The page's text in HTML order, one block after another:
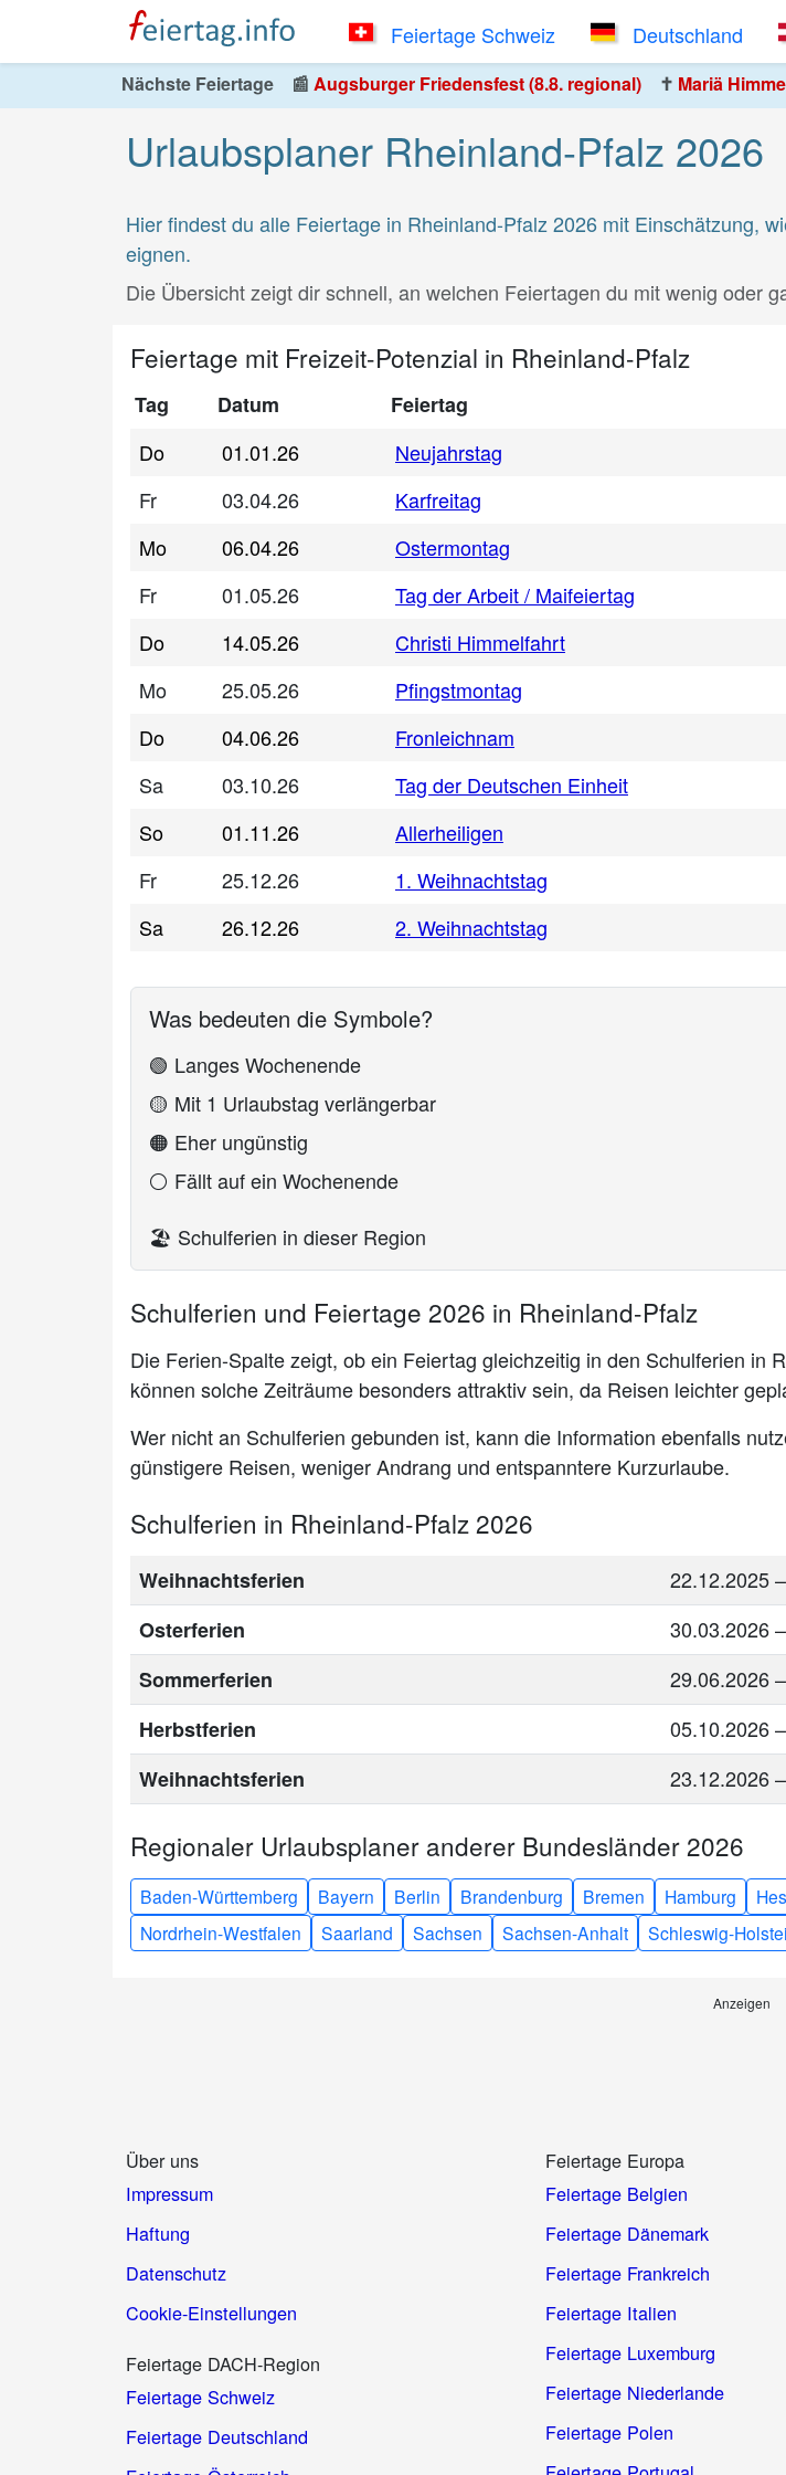
Feiertage Schweiz Deutschland
Nächste Feiertage 📰 Augsburger Friedensfest (8.8. regional) ✝️ Mariä
Urlaubsplaner Rheinland-Pfalz 2026
Hier findest du alle Feiertage in Rheinland-Pfalz 2026 mit Einschätzung,
eignen.
Die Übersicht zeigt dir schnell, an welchen Feiertagen du mit wenig oder
Feiertage mit Freizeit-Potenzial in Rheinland-Pfalz
Tag Datum Feiertag
Do
01.01.26 Neujahrstag
Fr
03.04.26 Karfreitag
Mo
06.04.26 Ostermontag
Fr
01.05.26 Tag der Arbeit / Maifeiertag
Do
14.05.26 Christi Himmelfahrt
Mo
25.05.26 Pfingstmontag
Do
04.06.26 Fronleichnam
Sa
03.10.26 Tag der Deutschen Einheit
So
01.11.26 Allerheiligen
Fr
25.12.26 1. Weihnachtstag
Sa
26.12.26 2. Weihnachtstag
Was bedeuten die Symbole?
🟢 Langes Wochenende
🟡 Mit 1 Urlaubstag verlängerbar
🟠 Eher ungünstig
⚪ Fällt auf ein Wochenende
🏖️ Schulferien in dieser Region
Schulferien und Feiertage 2026 in Rheinland-Pfalz
Die Ferien-Spalte zeigt, ob ein Feiertag gleichzeitig in den Schulferien in
können solche Zeiträume besonders attraktiv sein, da Reisen leichter
Wer nicht an Schulferien gebunden ist, kann die Information ebenfalls
günstigere Reisen, weniger Andrang und entspanntere Kurzurlaube.
Schulferien in Rheinland-Pfalz 2026
Weihnachtsferien
22.12.2025
Osterferien
30.03.2026
Sommerferien
29.06.2026
Herbstferien
05.10.2026
Weihnachtsferien
23.12.2026
Regionaler Urlaubsplaner anderer Bundesländer 2026
Baden-Württemberg Bayern Berlin Brandenburg Bremen Hamburg
Nordrhein-Westfalen
Saarland Sachsen Sachsen-Anhalt Schleswig-
Anzeigen
Über uns
Impressum
Haftung
Datenschutz
Cookie-Einstellungen
Feiertage DACH-Region
Feiertage Schweiz
Feiertage Deutschland
Feiertage Europa
Feiertage Belgien
Feiertage Dänemark
Feiertage Frankreich
Feiertage Italien
Feiertage Luxemburg
Feiertage Niederlande
Feiertage Polen